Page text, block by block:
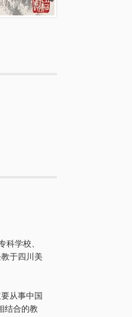
学校、
于四川美
从事中国
结合的教